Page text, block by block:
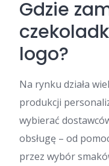
Gdzie
logo?
Na rynku działa
produkcji
wybierać
obsługę – od
przez wybór